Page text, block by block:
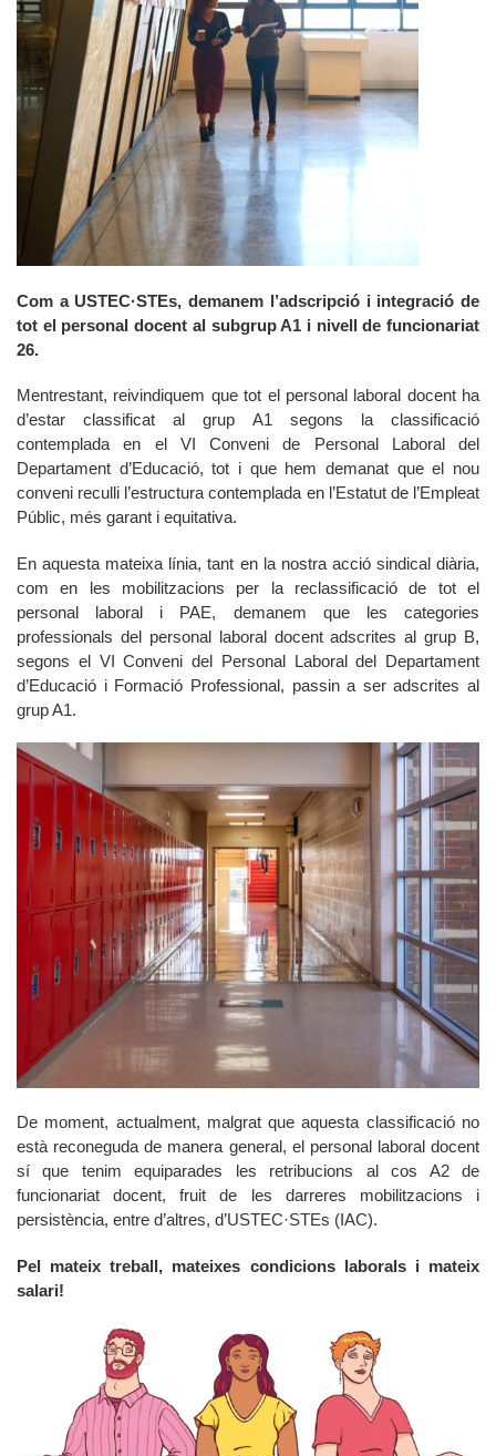
Com a USTEC·STEs, demanem l’adscripció i integració de
tot el personal docent al subgrup A1 i nivell de funcionariat
26.
Mentrestant, reivindiquem que tot el personal laboral docent ha
d’estar classificat al grup A1 segons la classificació
contemplada en el VI Conveni de Personal Laboral del
Departament d’Educació, tot i que hem demanat que el nou
conveni reculli l’estructura contemplada en l’Estatut de l’Empleat
Públic, més garant i equitativa.
En aquesta mateixa línia, tant en la nostra acció sindical diària,
com en les mobilitzacions per la reclassificació de tot el
personal laboral i PAE, demanem que les categories
professionals del personal laboral docent adscrites al grup B,
segons el VI Conveni del Personal Laboral del Departament
d’Educació i Formació Professional, passin a ser adscrites al
grup A1.
De moment, actualment, malgrat que aquesta classificació no
està reconeguda de manera general, el personal laboral docent
sí que tenim equiparades les retribucions al cos A2 de
funcionariat docent, fruit de les darreres mobilitzacions i
persistència, entre d’altres, d’USTEC·STEs (IAC).
Pel mateix treball, mateixes condicions laborals i mateix
salari!